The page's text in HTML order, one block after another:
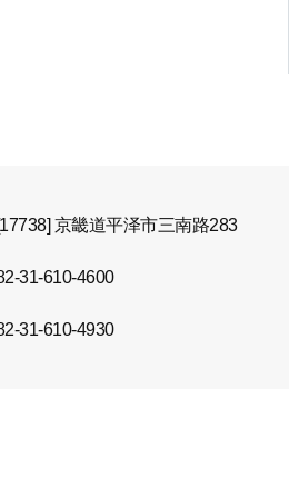
京畿道平泽市三南路283
31-610-4600
31-610-4930